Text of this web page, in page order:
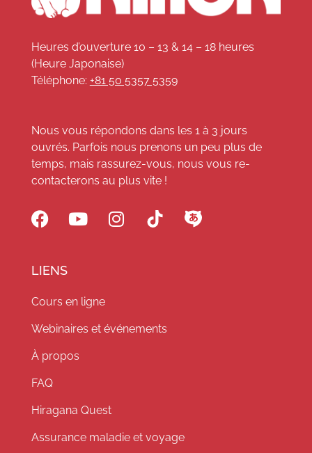
Heures d’ouverture 10 – 13 & 14 – 18 heures
(Heure Japonaise)
Téléphone: +81 50 5357 5359
Nous vous répondons dans les 1 à 3 jours
ouvrés. Parfois nous prenons un peu plus de
temps, mais rassurez-vous, nous vous re-
contacterons au plus vite !
LIENS
Cours en ligne
Webinaires et événements
À propos
FAQ
Hiragana Quest
Assurance maladie et voyage